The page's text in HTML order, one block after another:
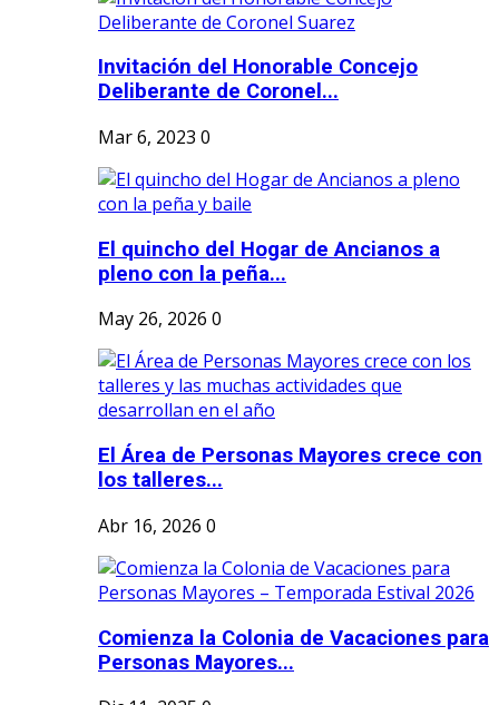
Invitación del Honorable Concejo
Deliberante de Coronel...
Mar 6, 2023 0
El quincho del Hogar de Ancianos a
pleno con la peña...
May 26, 2026 0
El Área de Personas Mayores crece con
los talleres...
Abr 16, 2026 0
Comienza la Colonia de Vacaciones para
Personas Mayores...